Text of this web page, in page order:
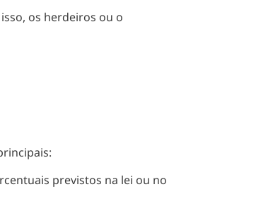
os herdeiros ou o
previstos na lei ou no